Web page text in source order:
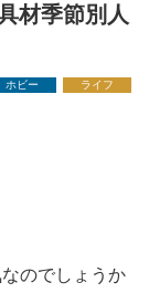
材季節別人
ホビー ライフ
のでしょうか